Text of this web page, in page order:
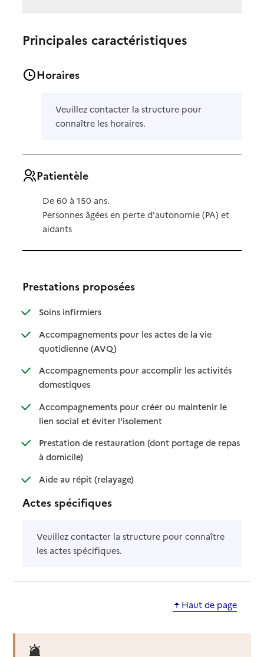
Principales caractéristiques
Horaires
Veuillez contacter la structure pour
connaître les horaires.
Patientèle
De 60 à 150 ans.
Personnes âgées en perte d'autonomie (PA) et
aidants
Prestations proposées
Soins infirmiers: disponible
: non disponible
Accompagnements pour les actes de la vie
quotidienne (AVQ): disponible
: non disponible
Accompagnements pour accomplir les activités
domestiques: disponible
: non disponible
Accompagnements pour créer ou maintenir le
lien social et éviter l'isolement: disponible
: non disponible
Prestation de restauration (dont portage de repas
à domicile): disponible
: non disponible
Aide au répit (relayage): disponible
: non disponible
Actes spécifiques
Veuillez contacter la structure pour connaître
les actes spécifiques.
Haut de page